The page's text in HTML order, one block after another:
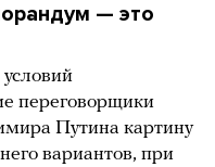
— это
переговорщики
Путина картину
вариантов, при